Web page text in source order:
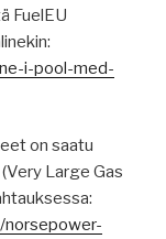
FuelEU
i-pool-med-
on saatu
Large Gas
norsepower-